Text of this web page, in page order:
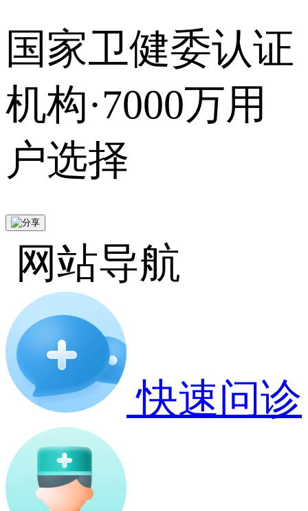
国家卫健委认证
机构·7000万用
户选择
网站导航
快速问诊